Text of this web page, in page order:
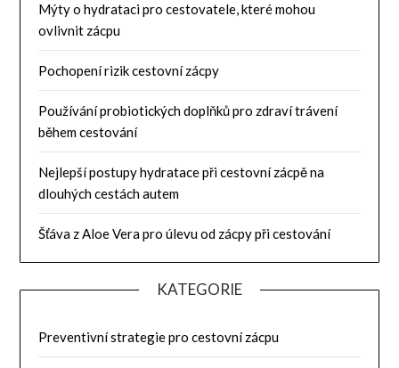
Mýty o hydrataci pro cestovatele, které mohou
ovlivnit zácpu
Pochopení rizik cestovní zácpy
Používání probiotických doplňků pro zdraví trávení
během cestování
Nejlepší postupy hydratace při cestovní zácpě na
dlouhých cestách autem
Šťáva z Aloe Vera pro úlevu od zácpy při cestování
KATEGORIE
Preventivní strategie pro cestovní zácpu